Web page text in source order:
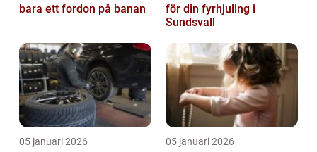
bara ett fordon på banan
för din fyrhjuling i
Sundsvall
05 januari 2026 05 januari 2026